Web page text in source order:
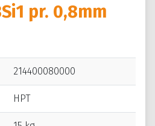
pr. 0,8mm
214400080000
HPT